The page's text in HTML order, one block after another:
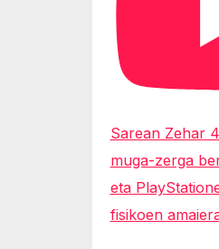
Sarean Zehar
muga-zerga
eta
fisikoen